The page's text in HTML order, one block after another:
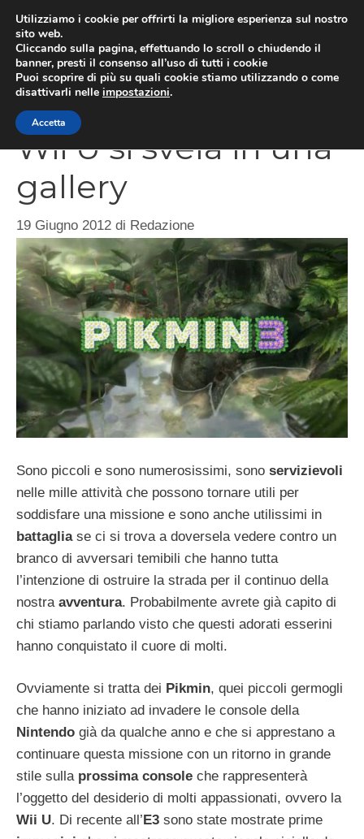
contenuto
Pikmin 3, il gioco su
Wii U si svela in una
gallery
19 Giugno 2012 di Redazione
Sono piccoli e sono numerosissimi, sono servizievoli
nelle mille attività che possono tornare utili per
soddisfare una missione e sono anche utilissimi in
battaglia se ci si trova a doversela vedere contro un
branco di avversari temibili che hanno tutta
l’intenzione di ostruire la strada per il continuo della
nostra avventura. Probabilmente avrete già capito di
chi stiamo parlando visto che questi adorati esserini
hanno conquistato il cuore di molti.
Ovviamente si tratta dei Pikmin, quei piccoli germogli
che hanno iniziato ad invadere le console della
Nintendo già da qualche anno e che si apprestano a
continuare questa missione con un ritorno in grande
stile sulla prossima console che rappresenterà
l’oggetto del desiderio di molti appassionati, ovvero la
Wii U. Di recente all’ E3 sono state mostrate prime
Utilizziamo i cookie per offrirti la migliore esperienza sul nostro
sito web.
Cliccando sulla pagina, effettuando lo scroll o chiudendo il
banner, presti il consenso all’uso di tutti i cookie
Puoi scoprire di più su quali cookie stiamo utilizzando o come
disattivarli nelle impostazioni.
Accetta